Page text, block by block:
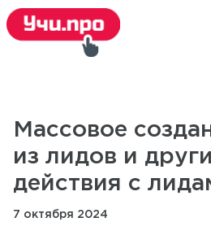
Массовое
из лидов и
действия с
7 октября 2024